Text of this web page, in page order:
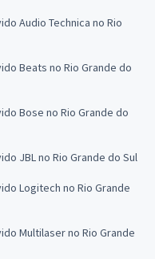
Audio Technica no Rio
Beats no Rio Grande do
Bose no Rio Grande do
JBL no Rio Grande do Sul
Logitech no Rio Grande
Multilaser no Rio Grande